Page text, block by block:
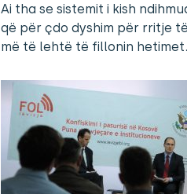
Ai tha se sistemit i kish
që për çdo dyshim për rritje
më të lehtë të fillonin hetimet.